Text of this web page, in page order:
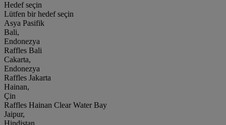
Hedef seçin
Lütfen bir hedef seçin
Asya Pasifik
Bali,
Endonezya
Raffles Bali
Cakarta,
Endonezya
Raffles Jakarta
Hainan,
Çin
Raffles Hainan Clear Water Bay
Jaipur,
Hindistan